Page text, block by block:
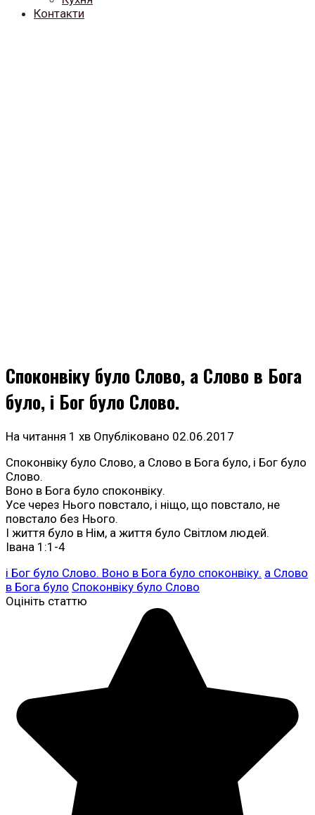
Контакти
Споконвіку було Слово, а Слово в Бога
було, і Бог було Слово.
На читання 1 хв Опубліковано 02.06.2017
Споконвіку було Слово, а Слово в Бога було, і Бог було
Слово.
Воно в Бога було споконвіку.
Усе через Нього повстало, і ніщо, що повстало, не
повстало без Нього.
І життя було в Нім, а життя було Світлом людей.
Івана 1:1-4
і Бог було Слово. Воно в Бога було споконвіку. а Слово
в Бога було Споконвіку було Слово
Оцініть статтю